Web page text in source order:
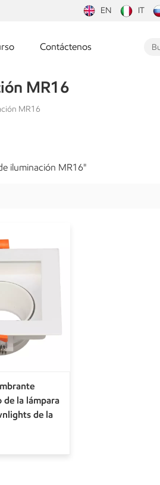
EN IT
Contáctenos
MR16
MR16
iluminación MR16"
de la lámpara
de la
MR16